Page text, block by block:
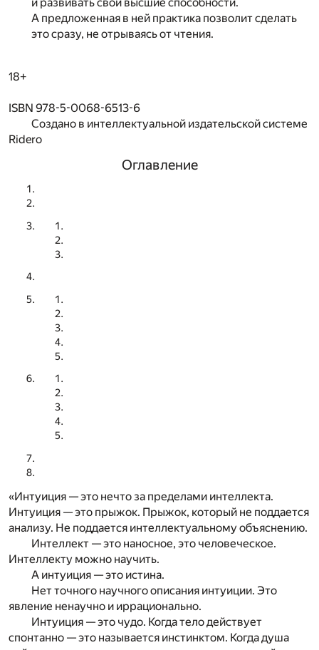
А предложенная в ней практика позволит сделать
это сразу, не отрываясь от чтения.
18+
ISBN 978-5-0068-6513-6
Создано в интеллектуальной издательской системе
Ridero
Оглавление
«Интуиция — это нечто за пределами интеллекта.
Интуиция — это прыжок. Прыжок, который не поддается
анализу. Не поддается интеллектуальному объяснению.
Интеллект — это наносное, это человеческое.
Интеллекту можно научить.
А интуиция — это истина.
Нет точного научного описания интуиции. Это
явление ненаучно и иррационально.
Интуиция — это чудо. Когда тело действует
спонтанно — это называется инстинктом. Когда душа